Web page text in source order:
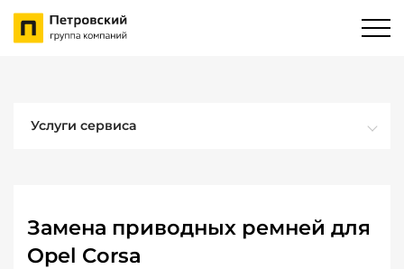
Услуги сервиса
Замена приводных ремней для
Opel Corsa